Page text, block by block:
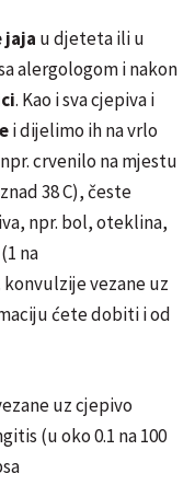
jaja u djeteta ili u
alergologom i nakon
. Kao i sva cjepiva i
i dijelimo ih na vrlo
crvenilo na mjestu
38 C), česte
npr. bol, oteklina,
na
vezane uz
ćete dobiti i od
uz cjepivo
(u oko 0.1 na 100